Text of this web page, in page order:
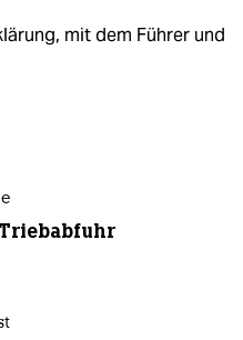
mit dem Führer und